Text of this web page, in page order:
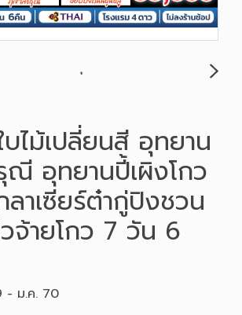
ไม้เปลี่ยนสี อุทยาน
ณี อุทยานปี้เผิงโกว
ลาเซียร์ต๋ากู่ปิงชวน
จ้ายโกว 7 วัน 6
- ม.ค. 70